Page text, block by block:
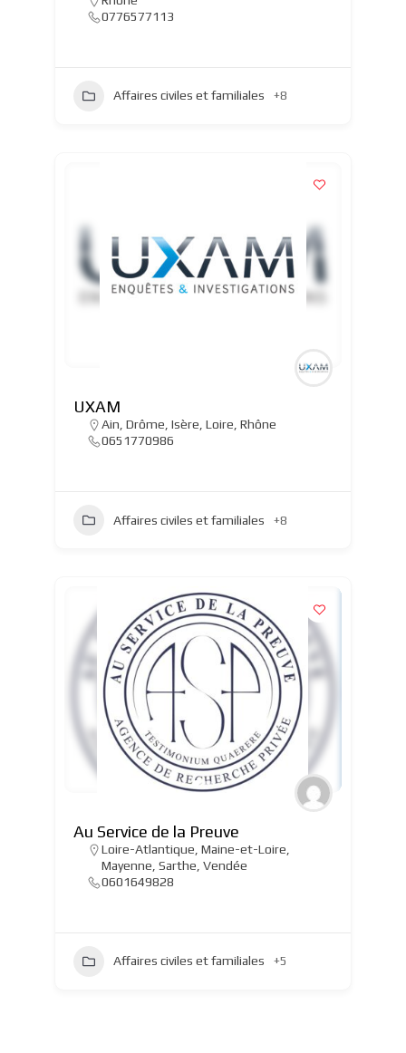
0776577113
Affaires civiles et familiales +8
UXAM
Ain, Drôme, Isère, Loire, Rhône
0651770986
Affaires civiles et familiales +8
Au Service de la Preuve
Loire-Atlantique Maine-et-Loire
Mayenne Sarthe Vendée
0601649828
Affaires civiles et familiales +5